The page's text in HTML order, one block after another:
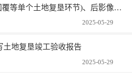
等单个土地复垦环节)、后影像资
2025-05-29
土地复垦竣工验收报告
2025-05-29